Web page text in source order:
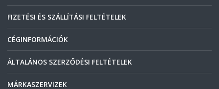
FIZETÉSI ÉS SZÁLLÍTÁSI FELTÉTELEK
CÉGINFORMÁCIÓK
ÁLTALÁNOS SZERZŐDÉSI FELTÉTELEK
MÁRKASZERVIZEK